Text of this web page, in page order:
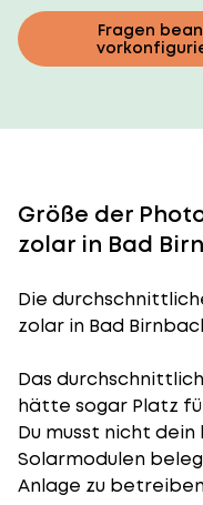
Fragen
Größe der
zolar in Bad
Die
zolar in Bad
Das
hätte sogar Platz
Du musst nicht
Solarmodulen
Anlage zu